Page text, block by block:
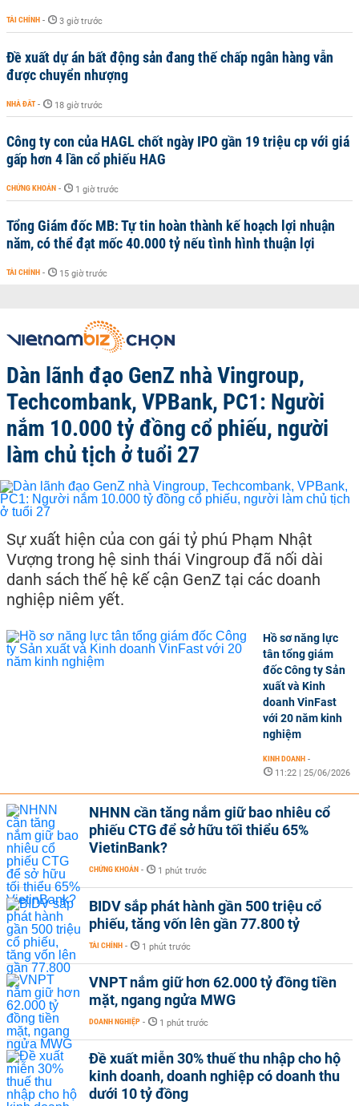
TÀI CHÍNH - 3 giờ trước
Đề xuất dự án bất động sản đang thế chấp ngân hàng vẫn
được chuyển nhượng
NHÀ ĐẤT - 18 giờ trước
Công ty con của HAGL chốt ngày IPO gần 19 triệu cp với giá
gấp hơn 4 lần cổ phiếu HAG
CHỨNG KHOÁN - 1 giờ trước
Tổng Giám đốc MB: Tự tin hoàn thành kế hoạch lợi nhuận
năm, có thể đạt mốc 40.000 tỷ nếu tình hình thuận lợi
TÀI CHÍNH - 15 giờ trước
Dàn lãnh đạo GenZ nhà Vingroup,
Techcombank, VPBank, PC1: Người
nắm 10.000 tỷ đồng cổ phiếu, người
làm chủ tịch ở tuổi 27
Sự xuất hiện của con gái tỷ phú Phạm Nhật
Vượng trong hệ sinh thái Vingroup đã nối dài
danh sách thế hệ kế cận GenZ tại các doanh
nghiệp niêm yết.
Hồ sơ năng lực
tân tổng giám
đốc Công ty Sản
xuất và Kinh
doanh VinFast
với 20 năm kinh
nghiệm
KINH DOANH -
11:22 | 25/06/2026
NHNN cần tăng nắm giữ bao nhiêu cổ
phiếu CTG để sở hữu tối thiểu 65%
VietinBank?
CHỨNG KHOÁN - 1 phút trước
BIDV sắp phát hành gần 500 triệu cổ
phiếu, tăng vốn lên gần 77.800 tỷ
TÀI CHÍNH - 1 phút trước
VNPT nắm giữ hơn 62.000 tỷ đồng tiền
mặt, ngang ngửa MWG
DOANH NGHIỆP - 1 phút trước
Đề xuất miễn 30% thuế thu nhập cho hộ
kinh doanh, doanh nghiệp có doanh thu
dưới 10 tỷ đồng